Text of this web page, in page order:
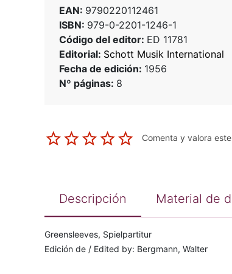
EAN: 9790220112461
ISBN: 979-0-2201-1246-1
Código del editor: ED 11781
Editorial: Schott Musik International
Fecha de edición: 1956
Nº páginas: 8
Comenta y valora
Descripción Material de
Greensleeves, Spielpartitur
Edición de / Edited by: Bergmann, Walter